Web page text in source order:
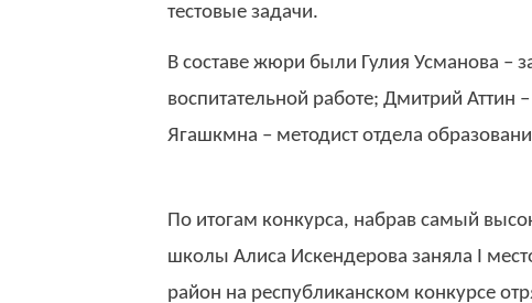
тестовые задачи.
В составе жюри были Гулия Усманова –
воспитательной работе; Дмитрий Аттин
Ягашкмна – методист отдела
По итогам конкурса, набрав самый
школы Алиса Искендерова заняла
район на республиканском конкурсе